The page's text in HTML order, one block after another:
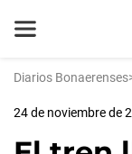
Diarios Bonaerenses
24 de noviembre de